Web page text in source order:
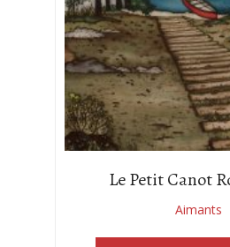
Le Petit Canot
Aimants